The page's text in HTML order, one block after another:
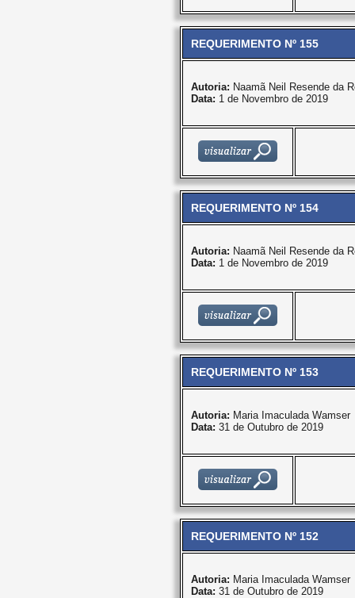
REQUERIMENTO Nº 155
Autoria: Naamã Neil Resende da
Data: 1 de Novembro de 2019
REQUERIMENTO Nº 154
Autoria: Naamã Neil Resende da
Data: 1 de Novembro de 2019
REQUERIMENTO Nº 153
Autoria: Maria Imaculada Wamser
Data: 31 de Outubro de 2019
REQUERIMENTO Nº 152
Autoria: Maria Imaculada Wamser
Data: 31 de Outubro de 2019